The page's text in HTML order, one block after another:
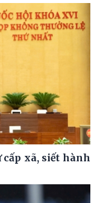
xã, siết hành